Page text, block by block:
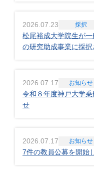
2026.07.23 採択
松尾裕成大学院生が
の研究助成事業に採
2026.07.17 お知らせ
令和８年度神戸大学
せ
2026.07.17 お知らせ
7件の教員公募を開始